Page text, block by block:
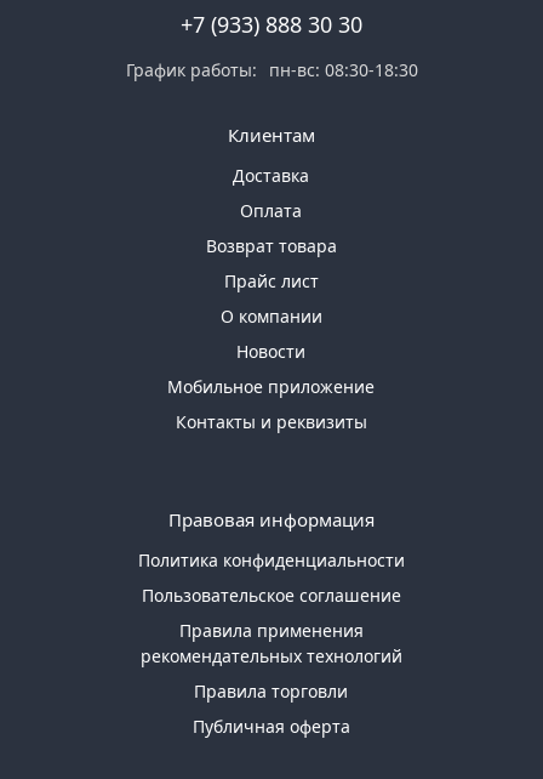
+7 (933) 888 30 30
График работы: пн-вс: 08:30-18:30
Клиентам
Доставка
Оплата
Возврат товара
Прайс лист
О компании
Новости
Мобильное приложение
Контакты и реквизиты
Правовая информация
Политика конфиденциальности
Пользовательское соглашение
Правила применения
рекомендательных технологий
Правила торговли
Публичная оферта